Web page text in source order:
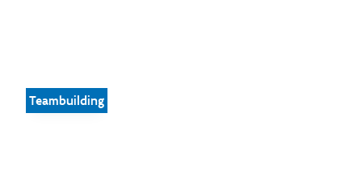
Teambuilding